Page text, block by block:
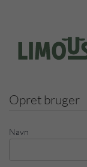
Opret bruger
Navn